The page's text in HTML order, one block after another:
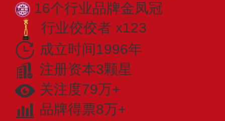
16个行业品牌金凤冠
行业佼佼者 x123
成立时间1996年
注册资本3颗星
关注度79万+
品牌得票8万+